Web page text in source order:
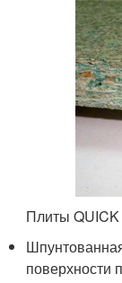
Плиты
поверхности